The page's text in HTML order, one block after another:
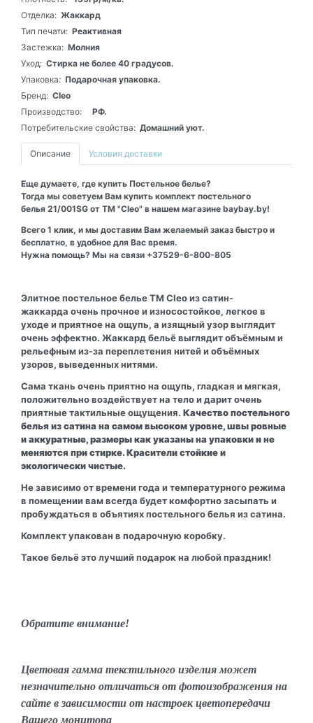
Отделка: Жаккард
Тип печати: Реактивная
Застежка: Молния
Уход: Стирка не более 40 градусов.
Упаковка: Подарочная упаковка.
Бренд: Cleo
Производство:
РФ.
Потребительские свойства: Домашний уют.
Описание Условия доставки
Еще думаете, где купить Постельное белье?
Тогда мы советуем Вам купить комплект постельного
белья 21/001SG от ТМ "Cleo" в нашем магазине baybay.by!
Всего 1 клик, и мы доставим Вам желаемый заказ быстро и
бесплатно, в удобное для Вас время.
Нужна помощь? Мы на связи +37529-6-800-805
Элитное постельное белье ТМ Cleo из сатин-
жаккарда очень прочное и износостойкое, легкое в
уходе и приятное на ощупь, а изящный узор выглядит
очень эффектно. Жаккард бельё выглядит объёмным и
рельефным из-за переплетения нитей и объёмных
узоров, выведенных нитями.
Сама ткань очень приятно на ощупь, гладкая и мягкая,
положительно воздействует на тело и дарит очень
приятные тактильные ощущения. Качество постельного
белья из сатина на самом высоком уровне, швы ровные
и аккуратные, размеры как указаны на упаковки и не
меняются при стирке. Красители стойкие и
экологически чистые.
Не зависимо от времени года и температурного режима
в помещении вам всегда будет комфортно засыпать и
пробуждаться в объятиях постельного белья из сатина.
Комплект упакован в подарочную коробку.
Такое бельё это лучший подарок на любой праздник!
Обратите внимание!
Цветовая гамма текстильного изделия может
незначительно отличаться от фотоизображения на
сайте в зависимости от настроек цветопередачи
Вашего монитора